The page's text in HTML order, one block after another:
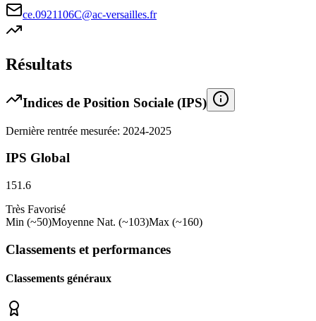
ce.0921106C@ac-versailles.fr
Résultats
Indices de Position Sociale (IPS)
Dernière rentrée mesurée: 2024-2025
IPS Global
151.6
Très Favorisé
Min (~50)Moyenne Nat. (~103)Max (~160)
Classements et performances
Classements généraux